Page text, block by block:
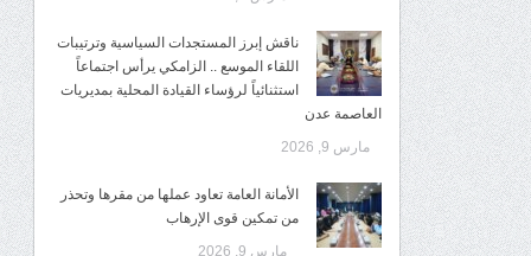
ناقش إبرز المستجدات السياسية وترتيبات
اللقاء الموسع .. الزامكي يرأس اجتماعاً
استثنائياً لرؤساء القيادة المحلية بمديريات
العاصمة عدن
مارس 9, 2026
الأمانة العامة تعاود عملها من مقرها وتحذر
من تمكين قوى الإرهاب
مارس 9, 2026